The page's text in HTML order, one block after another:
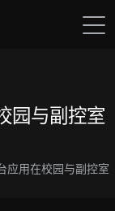
园与副控室
应用在校园与副控室